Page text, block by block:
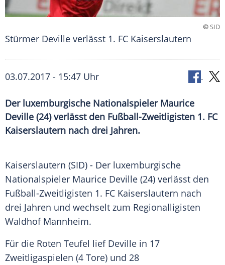
©SID
Stürmer Deville verlässt 1. FC Kaiserslautern
03.07.2017 - 15:47 Uhr
Der luxemburgische Nationalspieler Maurice
Deville (24) verlässt den Fußball-Zweitligisten 1. FC
Kaiserslautern nach drei Jahren.
Kaiserslautern (SID) - Der luxemburgische
Nationalspieler Maurice Deville (24) verlässt den
Fußball-Zweitligisten 1. FC Kaiserslautern nach
drei Jahren und wechselt zum Regionalligisten
Waldhof Mannheim.
Für die Roten Teufel lief Deville in 17
Zweitligaspielen (4 Tore) und 28